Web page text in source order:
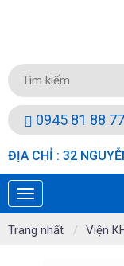
0945 81 88 77
ĐỊA CHỈ : 32
Trang nhất Viện